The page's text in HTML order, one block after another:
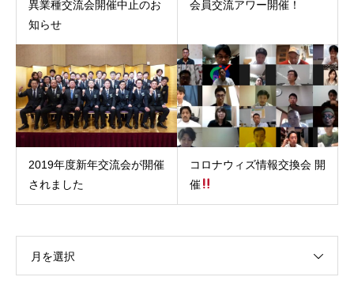
異業種交流会開催中止のお
知らせ
会員交流アワー開催！
2019年度新年交流会が開催
されました
コロナウィズ情報交換会 開
催
月を選択